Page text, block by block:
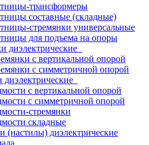
трансформеры
составные (складные)
стремянки универсальные
для подъема на опоры
диэлектрические
с вертикальной опорой
с симметричной опорой
с вертикальной опорой
с симметричной опорой
стремянки
складные
(настилы) диэлектрические